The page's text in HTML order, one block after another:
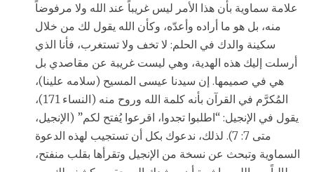
علامة سماوية بأن هذا الأمر ليس غريباً عند الله ولا مرفوضاً
منه، بل هو ما أراده وأعدّه، وكأن الله يقول لك من خلال
سكينة والدك في الحلم: لا تخف ولا تستغرب، فأنا الذي
أرسلت إليك هذه الهدية، وهي ليست غريبة عن مقاصدي بل
هي في صميمها. إن سيدنا عيسى المسيح (سلامه علينا)،
المُكرَّم في القرآن بأنه كلمة الله وروح منه (النساء 171)،
يقول في الإنجيل: “اطلبوا تجدوا، اقرعوا يُفتح لكم” (الإنجيل،
متى 7: 7). لذلك، ندعوك بكل أن تستجيب لهذه الدعوة
السماوية وتبحث عن نسخة من الإنجيل وتقرأها بقلب منفتح،